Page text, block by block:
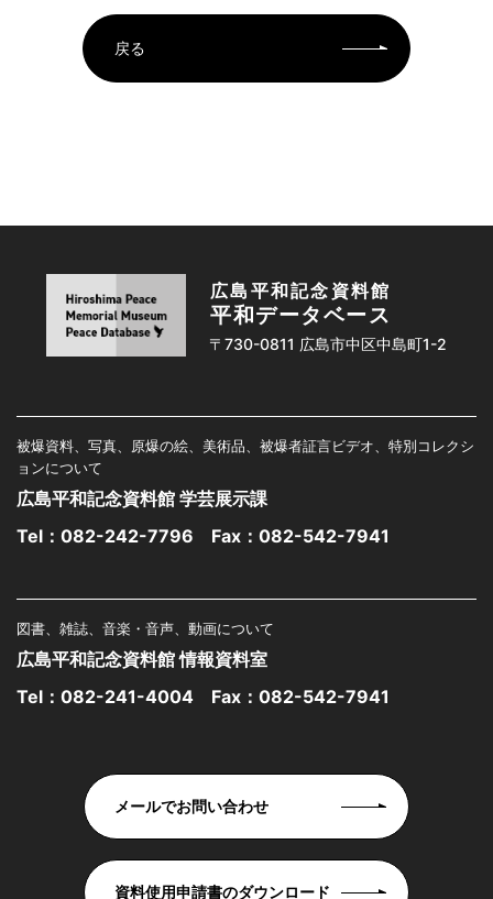
戻る
広島平和記念資料館
平和データベース
〒730-0811 広島市中区中島町1-2
被爆資料、写真、原爆の絵、美術品、被爆者証言ビデオ、特別コレクシ
ョンについて
広島平和記念資料館 学芸展示課
Tel： 082-242-7796 Fax：082-542-7941
図書、雑誌、音楽・音声、動画について
広島平和記念資料館 情報資料室
Tel： 082-241-4004 Fax：082-542-7941
メールでお問い合わせ
資料使用申請書のダウンロード